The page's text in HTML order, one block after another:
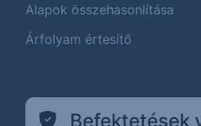
Alapok összehasonlítása
Árfolyam értesítő
Befektetések